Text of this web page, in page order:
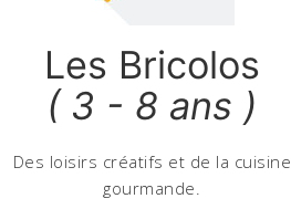
Les Bricolos
( 3 - 8 ans )
Des loisirs créatifs et de la cuisine
gourmande.